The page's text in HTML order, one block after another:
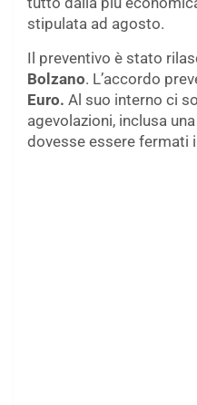
stipulata ad agosto.
Il preventivo è stato
Bolzano. L’accordo
Euro. Al suo interno ci
agevolazioni, inclusa
dovesse essere fermati